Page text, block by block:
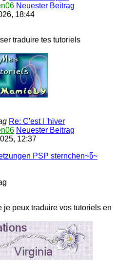
Neuester Beitrag
18:44
traduire tes tutoriels
Re: C'est l 'hiver
Neuester Beitrag
12:37
PSP sternchen~წ~
je peux traduire vos tutoriels en